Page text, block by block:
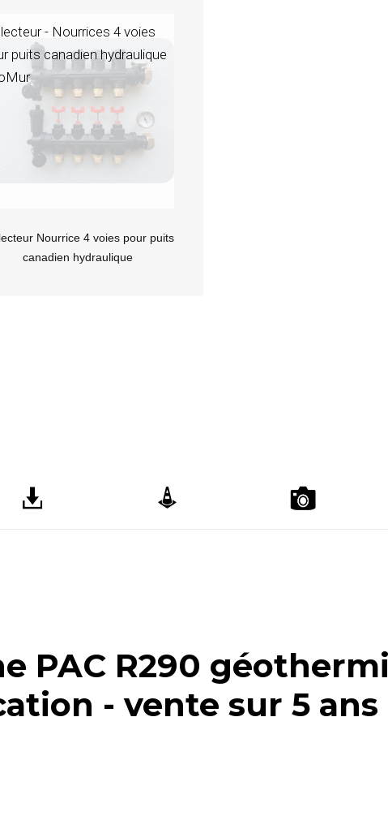
- Nourrices 4 voies
puits canadien hydraulique
Nourrice 4 voies pour puits
canadien hydraulique
PAC R290
- vente sur 5 ans